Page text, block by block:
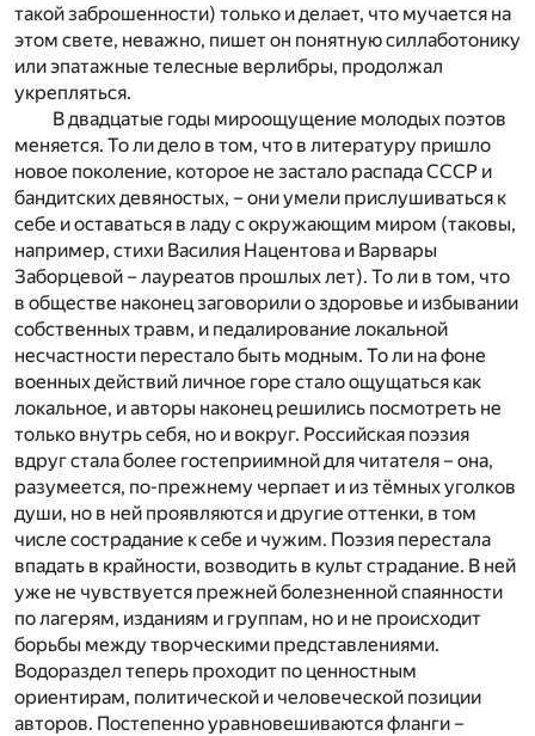
такой заброшенности) только и делает, что мучается на
этом свете, неважно, пишет он понятную силлаботонику
или эпатажные телесные верлибры, продолжал
укрепляться.
В двадцатые годы мироощущение молодых поэтов
меняется. То ли дело в том, что в литературу пришло
новое поколение, которое не застало распада СССР и
бандитских девяностых, – они умели прислушиваться к
себе и оставаться в ладу с окружающим миром (таковы,
например, стихи Василия Нацентова и Варвары
Заборцевой – лауреатов прошлых лет). То ли в том, что
в обществе наконец заговорили о здоровье и избывании
собственных травм, и педалирование локальной
несчастности перестало быть модным. То ли на фоне
военных действий личное горе стало ощущаться как
локальное, и авторы наконец решились посмотреть не
только внутрь себя, но и вокруг. Российская поэзия
вдруг стала более гостеприимной для читателя – она,
разумеется, по-прежнему черпает и из тёмных уголков
души, но в ней проявляются и другие оттенки, в том
числе сострадание к себе и чужим. Поэзия перестала
впадать в крайности, возводить в культ страдание. В ней
уже не чувствуется прежней болезненной спаянности
по лагерям, изданиям и группам, но и не происходит
борьбы между творческими представлениями.
Водораздел теперь проходит по ценностным
ориентирам, политической и человеческой позиции
авторов. Постепенно уравновешиваются фланги –